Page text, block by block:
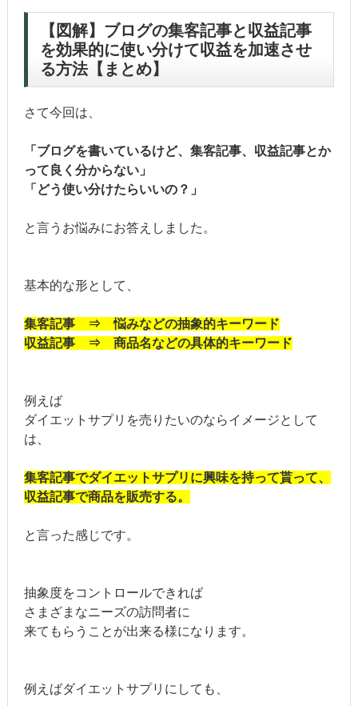
【図解】ブログの集客記事と収益記事
を効果的に使い分けて収益を加速させ
る方法【まとめ】
さて今回は、
「ブログを書いているけど、集客記事、収益記事とか
って良く分からない」
「どう使い分けたらいいの？」
と言うお悩みにお答えしました。
基本的な形として、
集客記事 ⇒ 悩みなどの抽象的キーワード
収益記事 ⇒ 商品名などの具体的キーワード
例えば
ダイエットサプリを売りたいのならイメージとして
は、
集客記事でダイエットサプリに興味を持って貰って、
収益記事で商品を販売する。
と言った感じです。
抽象度をコントロールできれば
さまざまなニーズの訪問者に
来てもらうことが出来る様になります。
例えばダイエットサプリにしても、